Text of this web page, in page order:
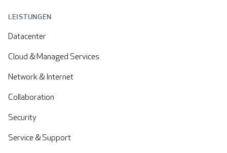
LEISTUNGEN
Datacenter
Cloud & Managed Services
Network & Internet
Collaboration
Security
Service & Support